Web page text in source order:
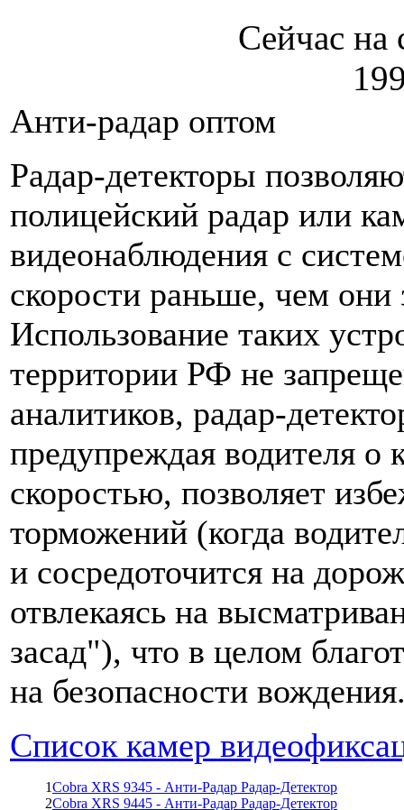
Сейчас на
Анти-радар оптом
Радар-детекторы
полицейский радар или
видеонаблюдения с
скорости раньше, чем они
Использование таких
территории РФ не
аналитиков, радар-
предупреждая водителя о
скоростью, позволяет
торможений (когда
и сосредоточится на
отвлекаясь на
засад"), что в целом
на безопасности
Список камер
1Cobra XRS 9345 - Анти-Радар Радар-Детектор
2Cobra XRS 9445 - Анти-Радар Радар-Детектор